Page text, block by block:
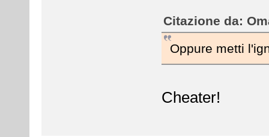
Citazione da:
Oppure metti
Cheater!